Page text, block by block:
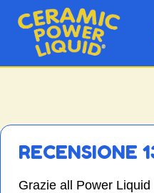
RECENSIONE
Grazie all Power